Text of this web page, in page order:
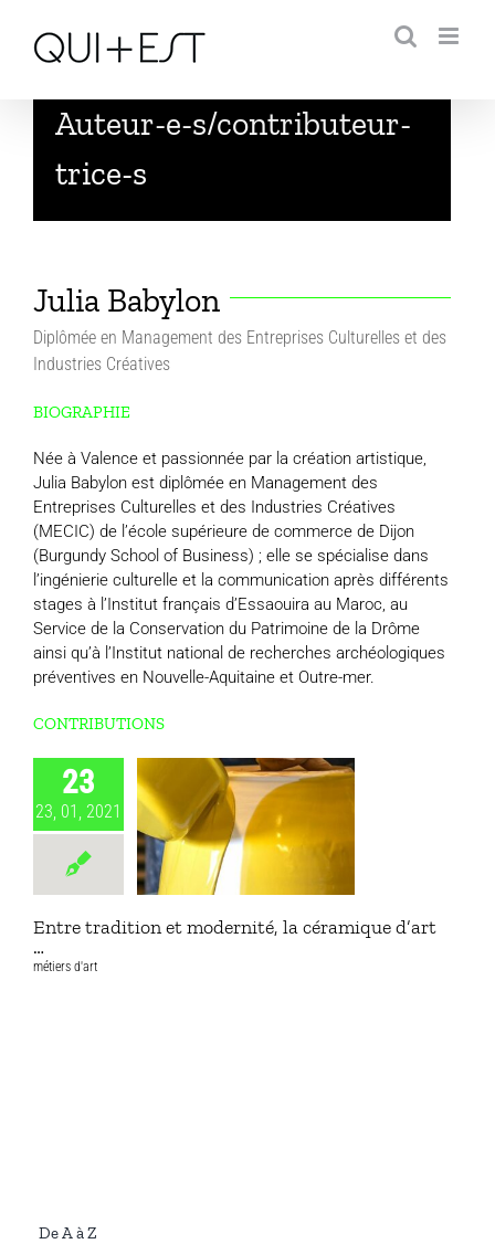
contenu
Auteur-e-s/contributeur-
trice-s
Julia Babylon
Diplômée en Management des Entreprises Culturelles et des
Industries Créatives
BIOGRAPHIE
Née à Valence et passionnée par la création artistique,
Julia Babylon est diplômée en Management des
Entreprises Culturelles et des Industries Créatives
(MECIC) de l’école supérieure de commerce de Dijon
(Burgundy School of Business) ; elle se spécialise dans
l’ingénierie culturelle et la communication après différents
stages à l’Institut français d’Essaouira au Maroc, au
Service de la Conservation du Patrimoine de la Drôme
ainsi qu’à l’Institut national de recherches archéologiques
préventives en Nouvelle-Aquitaine et Outre-mer.
CONTRIBUTIONS
23
23, 01, 2021
Entre tradition et modernité, la céramique d’art
…
métiers d'art
De A à Z